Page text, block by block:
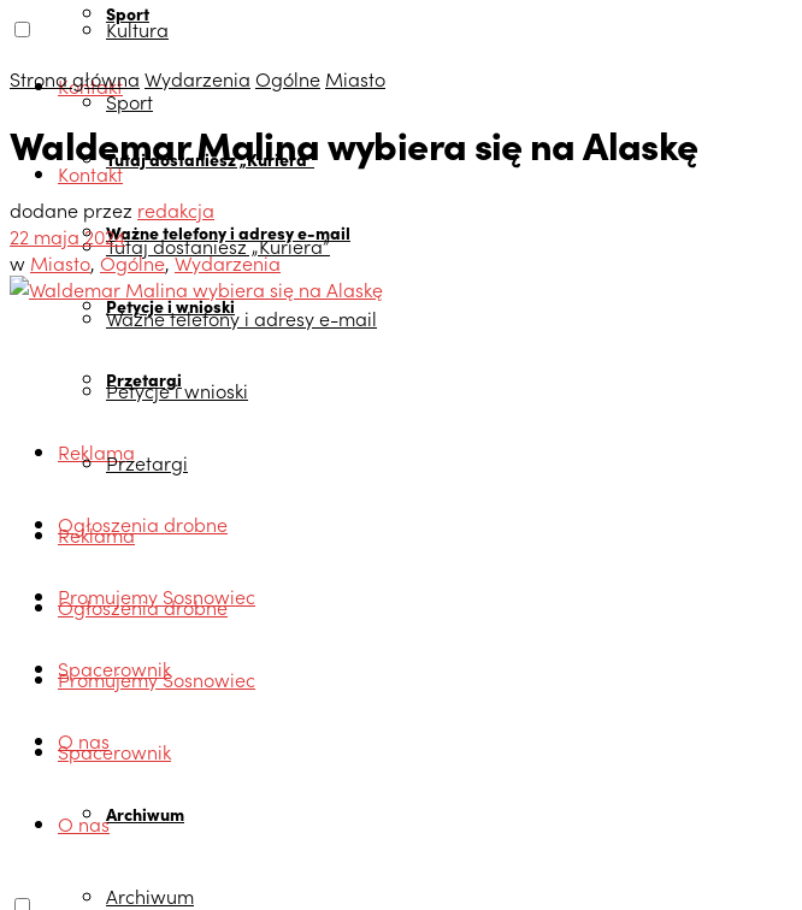
Sport
Kontakt
Tutaj dostaniesz „Kuriera”
Ważne telefony i adresy e-mail
Petycje i wnioski
Przetargi
Reklama
Ogłoszenia drobne
Promujemy Sosnowiec
Spacerownik
O nas
Archiwum
Kultura
Sport
Kontakt
Tutaj dostaniesz „Kuriera”
Ważne telefony i adresy e-mail
Petycje i wnioski
Przetargi
Reklama
Ogłoszenia drobne
Promujemy Sosnowiec
Spacerownik
O nas
Archiwum
Strona główna Wydarzenia Ogólne Miasto
Waldemar Malina wybiera się na Alaskę
dodane przez redakcja
22 maja 2024
w Miasto, Ogólne,Wydarzenia